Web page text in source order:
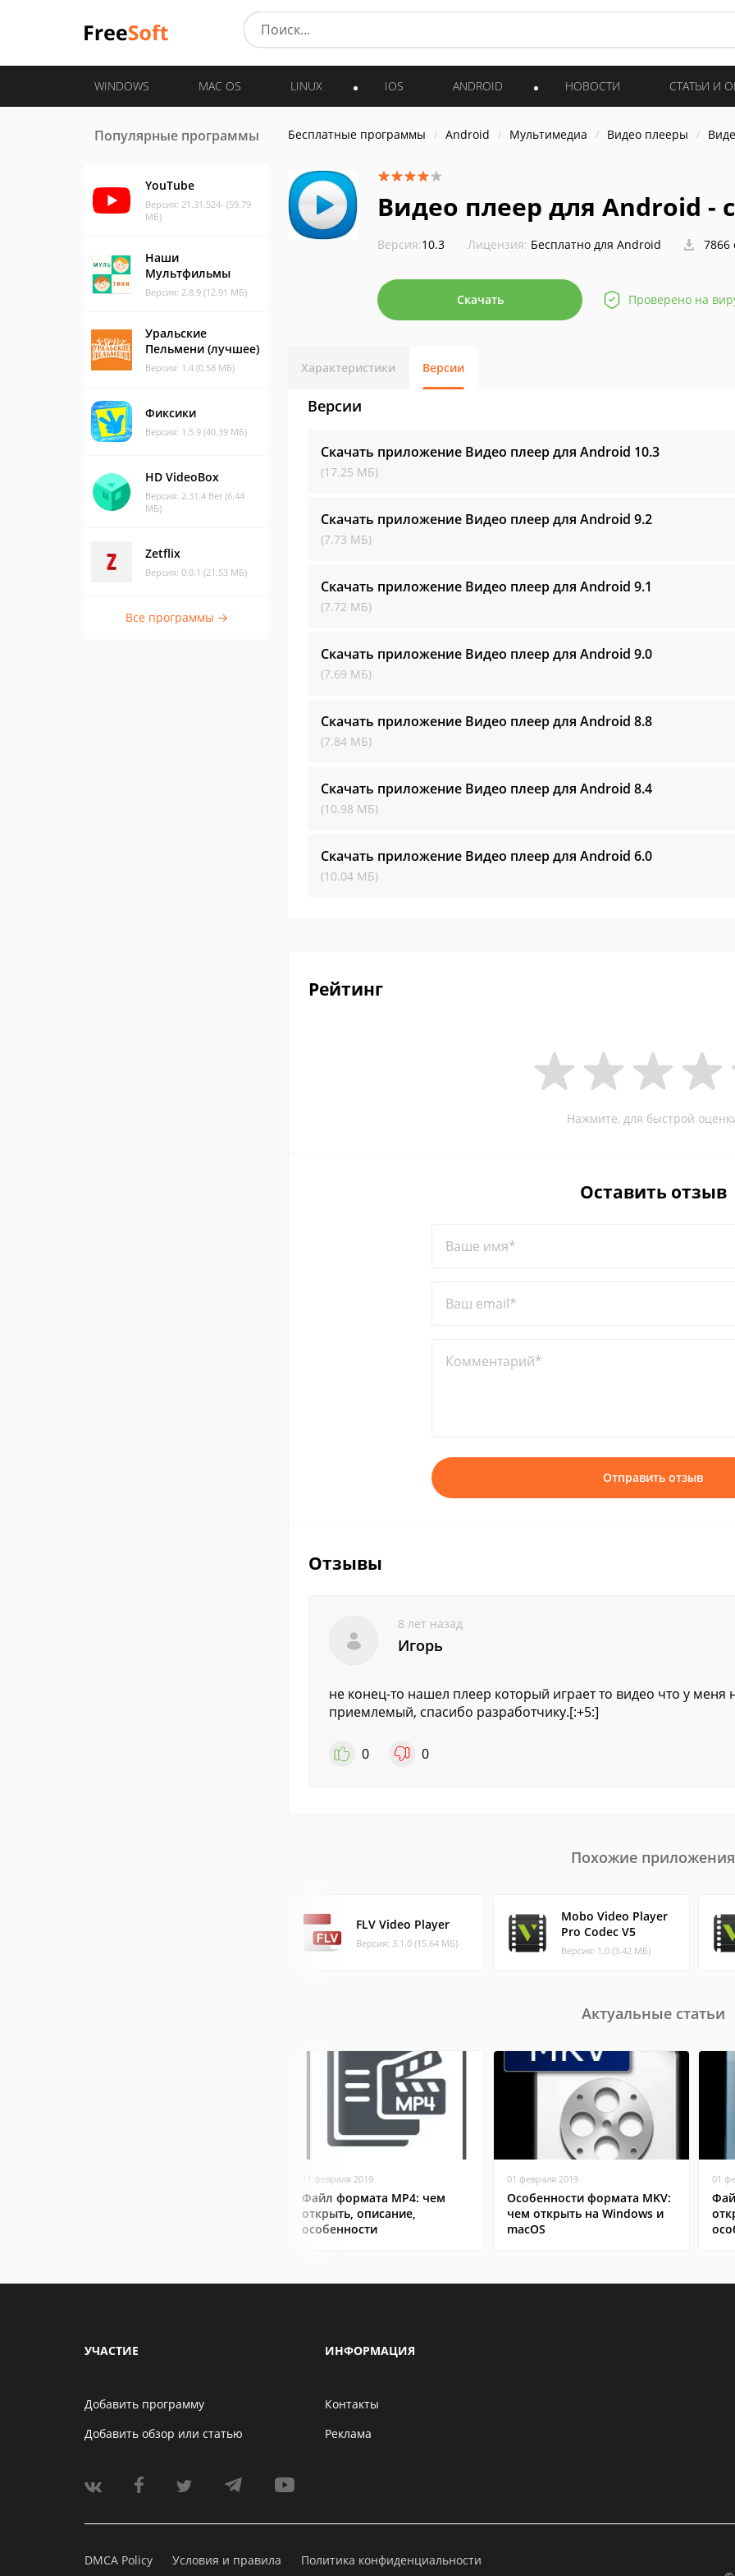
WINDOWS MAC OS LINUX IOS ANDROID НОВОСТИ СТАТЬИ И
Популярные программы
YouTube
Версия: 21.31.524- (59.79
МБ)
Наши
Мультфильмы
Версия: 2.8.9 (12.91 МБ)
Уральские
Пельмени (лучшее)
Версия: 1.4 (0.58 МБ)
Фиксики
Версия: 1.5.9 (40.39 МБ)
HD VideoBox
Версия: 2.31.4 Bet (6.44
МБ)
Zetflix
Версия: 0.0.1 (21.53 МБ)
Все программы →
Бесплатные программы Android Мультимедиа Видео плееры
Видео плеер для Android -
Версия:10.3 Лицензия: Бесплатно для Android 7866
Скачать Проверено на
Характеристики Версии
Версии
Скачать приложение Видео плеер для Android 10.3
(17.25 МБ)
Скачать приложение Видео плеер для Android 9.2
(7.73 МБ)
Скачать приложение Видео плеер для Android 9.1
(7.72 МБ)
Скачать приложение Видео плеер для Android 9.0
(7.69 МБ)
Скачать приложение Видео плеер для Android 8.8
(7.84 МБ)
Скачать приложение Видео плеер для Android 8.4
(10.98 МБ)
Скачать приложение Видео плеер для Android 6.0
(10.04 МБ)
Рейтинг
Нажмите, для быстрой
Оставить отзыв
Ваше имя*
Ваш email*
Комментарий*
Отправить отзыв
Отзывы
8 лет назад
Игорь
не конец-то нашел плеер который играет то видео что у меня
приемлемый, спасибо разработчику.[:+5:]
0 0
Похожие приложения
FLV Video Player
Версия: 3.1.0 (15.64 МБ)
Mobo Video Player
Pro Codec V5
Версия: 1.0 (3.42 МБ)
Актуальные статьи
11 февраля 2019
Файл формата MP4: чем
открыть, описание,
особенности
01 февраля 2019
Особенности формата MKV:
чем открыть на Windows и
macOS
01
УЧАСТИЕ
Добавить программу
Добавить обзор или статью
ИНФОРМАЦИЯ
Контакты
Реклама
DMCA Policy Условия и правила
Политика конфиденциальности